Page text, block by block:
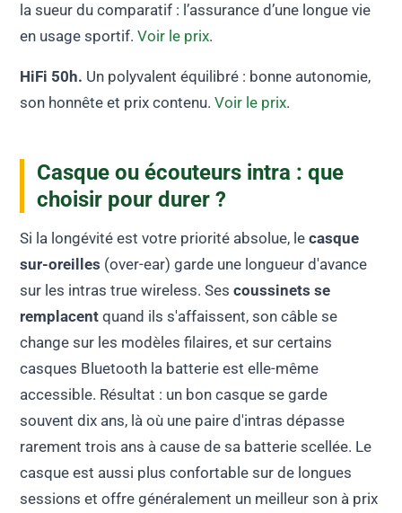
la sueur du comparatif : l’assurance d’une longue vie
en usage sportif.Voir le prix.
HiFi 50h. Un polyvalent équilibré : bonne autonomie,
son honnête et prix contenu.Voir le prix.
Casque ou écouteurs intra : que
choisir pour durer ?
Si la longévité est votre priorité absolue, lecasque
sur-oreilles (over-ear) garde une longueur d'avance
sur les intras true wireless. Sescoussinets se
remplacent quand ils s'affaissent, son câble se
change sur les modèles filaires, et sur certains
casques Bluetooth la batterie est elle-même
accessible. Résultat : un bon casque se garde
souvent dix ans, là où une paire d'intras dépasse
rarement trois ans à cause de sa batterie scellée. Le
casque est aussi plus confortable sur de longues
sessions et offre généralement un meilleur son à prix